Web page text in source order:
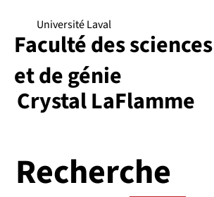
Crystal LaFlamme
Université Laval
Faculté des sciences
et de génie
Recherche